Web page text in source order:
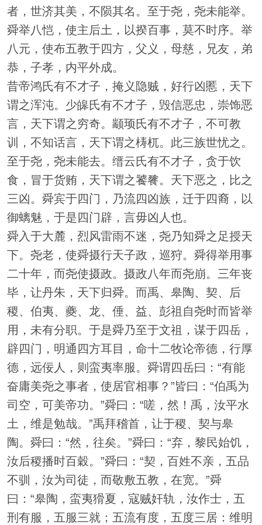
者，世济其美，不陨其名。至于尧，尧未能举。
舜举八恺，使主后土，以揆百事，莫不时序。举
八元，使布五教于四方，父义，母慈，兄友，弟
恭，子孝，内平外成。
昔帝鸿氏有不才子，掩义隐贼，好行凶慝，天下
谓之浑沌。少皞氏有不才子，毁信恶忠，崇饰恶
言，天下谓之穷奇。颛顼氏有不才子，不可教
训，不知话言，天下谓之梼杌。此三族世忧之。
至于尧，尧未能去。缙云氏有不才子，贪于饮
食，冒于货贿，天下谓之饕餮。天下恶之，比之
三凶。舜宾于四门，乃流四凶族，迁于四裔，以
御螭魅，于是四门辟，言毋凶人也。
舜入于大麓，烈风雷雨不迷，尧乃知舜之足授天
下。尧老，使舜摄行天子政，巡狩。舜得举用事
二十年，而尧使摄政。摄政八年而尧崩。三年丧
毕，让丹朱，天下归舜。而禹、皋陶、契、后
稷、伯夷、夔、龙、倕、益、彭祖自尧时而皆举
用，未有分职。于是舜乃至于文祖，谋于四岳，
辟四门，明通四方耳目，命十二牧论帝德，行厚
德，远佞人，则蛮夷率服。舜谓四岳曰：“有能
奋庸美尧之事者，使居官相事？”皆曰：“伯禹为
司空，可美帝功。”舜曰：“嗟，然！禹，汝平水
土，维是勉哉。”禹拜稽首，让于稷、契与皋
陶。舜曰：“然，往矣。”舜曰：“弃，黎民始饥，
汝后稷播时百穀。”舜曰：“契，百姓不亲，五品
不驯，汝为司徒，而敬敷五教，在宽。”舜
曰：“皋陶，蛮夷猾夏，寇贼奸轨，汝作士，五
刑有服，五服三就；五流有度，五度三居：维明